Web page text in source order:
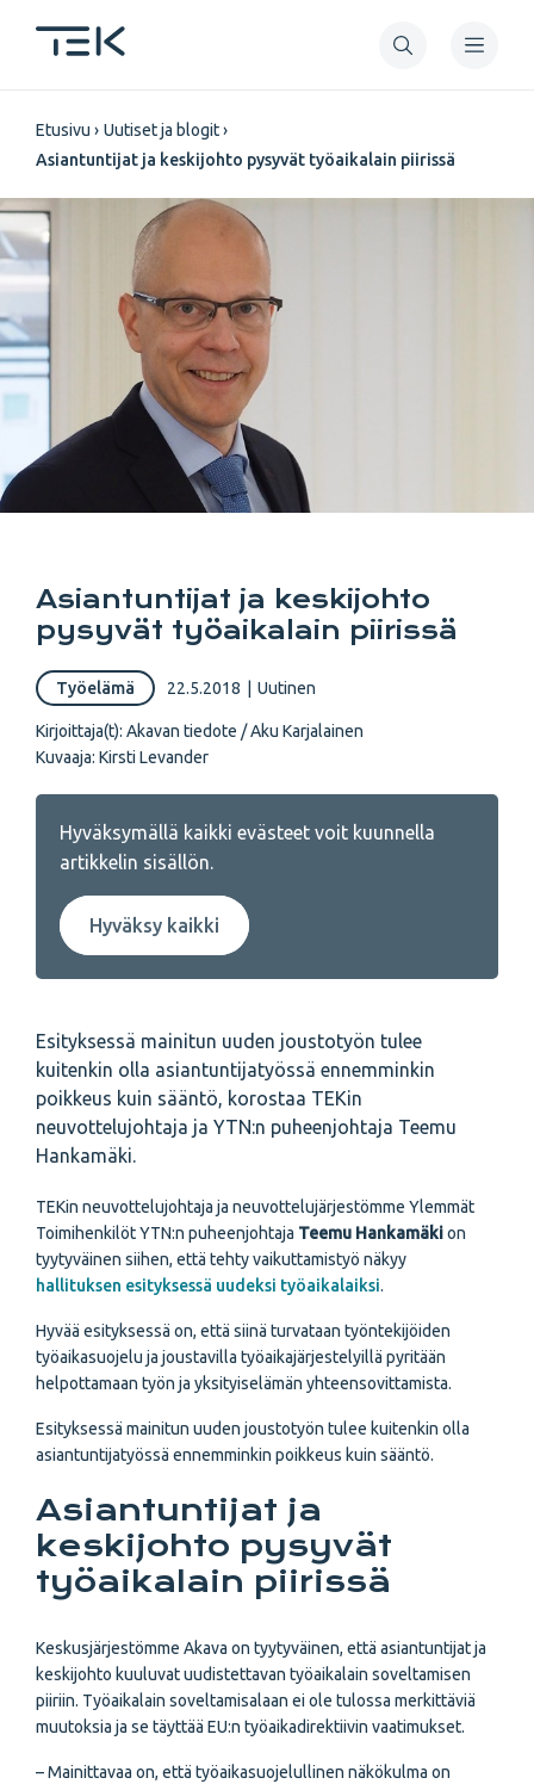
pääsisältöön
Murupolku
Etusivu
Uutiset ja blogit
Asiantuntijat ja keskijohto pysyvät työaikalain piirissä
Asiantuntijat ja keskijohto
pysyvät työaikalain piirissä
Työelämä 22.5.2018 Uutinen
Kirjoittaja(t): Akavan tiedote / Aku Karjalainen
Kuvaaja: Kirsti Levander
Hyväksymällä kaikki evästeet voit kuunnella
artikkelin sisällön.
Hyväksy kaikki
Esityksessä mainitun uuden joustotyön tulee
kuitenkin olla asiantuntijatyössä ennemminkin
poikkeus kuin sääntö, korostaa TEKin
neuvottelujohtaja ja YTN:n puheenjohtaja Teemu
Hankamäki.
TEKin neuvottelujohtaja ja neuvottelujärjestömme Ylemmät
Toimihenkilöt YTN:n puheenjohtaja Teemu Hankamäkion
tyytyväinen siihen, että tehty vaikuttamistyö näkyy
hallituksen esityksessä uudeksi työaikalaiksi.
Hyvää esityksessä on, että siinä turvataan työntekijöiden
työaikasuojelu ja joustavilla työaikajärjestelyillä pyritään
helpottamaan työn ja yksityiselämän yhteensovittamista.
Esityksessä mainitun uuden joustotyön tulee kuitenkin olla
asiantuntijatyössä ennemminkin poikkeus kuin sääntö.
Asiantuntijat ja
keskijohto pysyvät
työaikalain piirissä
Keskusjärjestömme Akava on tyytyväinen, että asiantuntijat ja
keskijohto kuuluvat uudistettavan työaikalain soveltamisen
piiriin. Työaikalain soveltamisalaan ei ole tulossa merkittäviä
muutoksia ja se täyttää EU:n työaikadirektiivin vaatimukset.
– Mainittavaa on, että työaikasuojelullinen näkökulma on